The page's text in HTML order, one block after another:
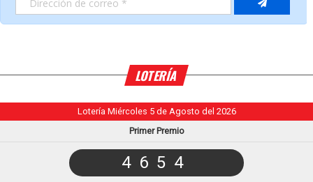
LOTERÍA
Lotería Miércoles 5 de Agosto del 2026
Primer Premio
4654